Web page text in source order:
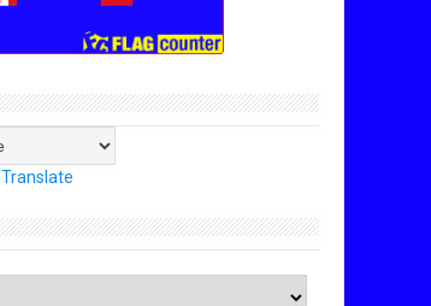
Translate